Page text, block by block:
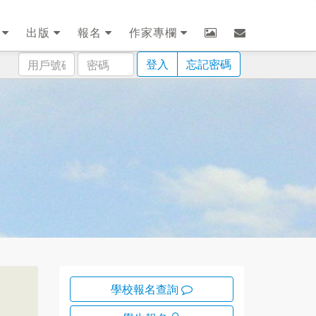
出版 報名
作家專欄
用
戶
密
碼
登入 忘記密碼
學校報名查詢